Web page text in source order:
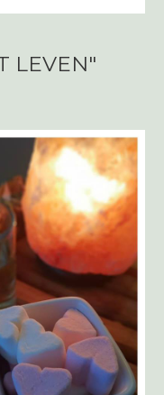
LEVEN"